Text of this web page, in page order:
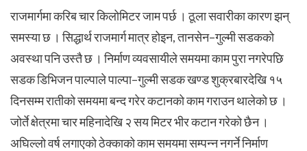
राजमार्गमा करिब चार किलोमिटर जाम पर्छ । ठूला सवारीका कारण झन्
समस्या छ । सिद्धार्थ राजमार्ग मात्र होइन, तानसेन–गुल्मी सडकको
अवस्था पनि उस्तै छ । निर्माण व्यवसायीले समयमा काम पुरा नगरेपछि
सडक डिभिजन पाल्पाले पाल्पा–गुल्मी सडक खण्ड शुक्रबारदेखि १५
दिनसम्म रातीको समयमा बन्द गरेर कटानको काम गराउन थालेको छ ।
जोर्ते क्षेत्रमा चार महिनादेखि २ सय मिटर भीर कटान गरेको छैन ।
अघिल्लो वर्ष लगाएको ठेक्काको काम समयमा सम्पन्न नगर्ने निर्माण